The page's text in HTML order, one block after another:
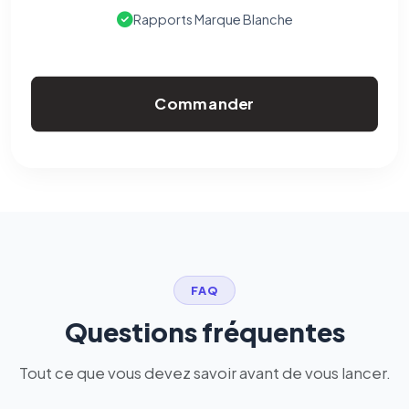
Rapports Marque Blanche
Commander
FAQ
Questions fréquentes
Tout ce que vous devez savoir avant de vous lancer.